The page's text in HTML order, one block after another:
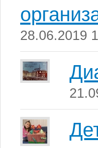
28.06.2019